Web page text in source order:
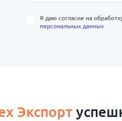
Я даю согласие на
персональных данных
Экспорт